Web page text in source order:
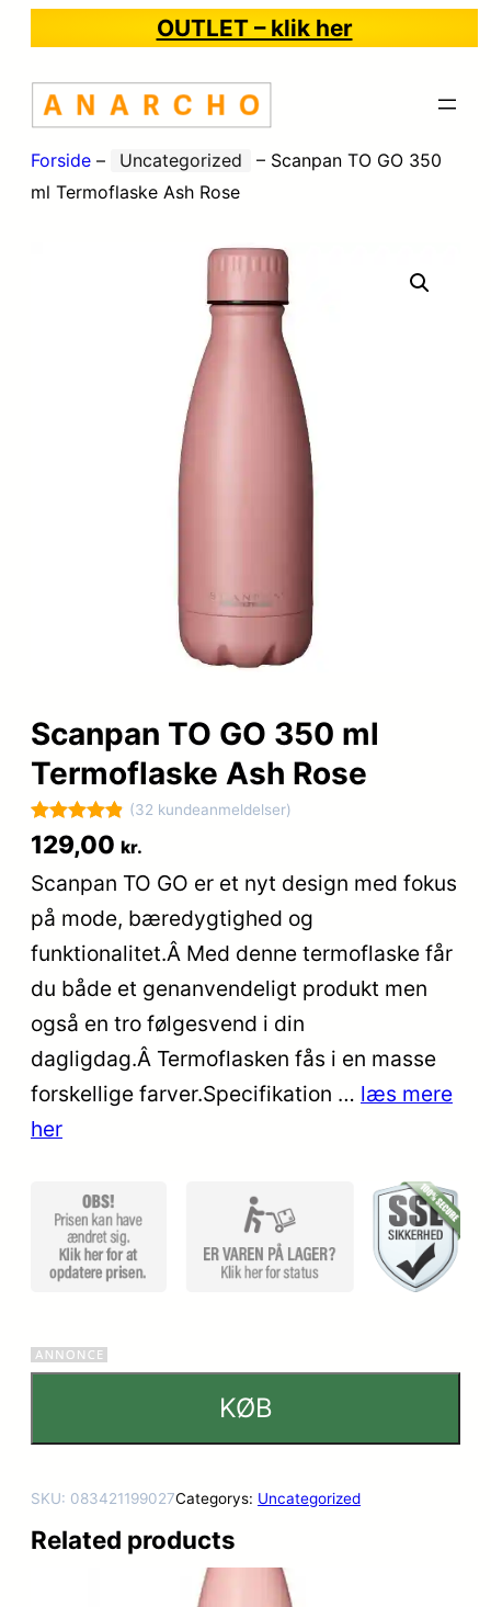
OUTLET – klik her
Forside – Uncategorized – Scanpan TO GO 350
ml Termoflaske Ash Rose
Scanpan TO GO 350 ml
Termoflaske Ash Rose
Bedømt
som
ud af 5
baseret på
32
kundebedøm
(32 kundeanmeldelser)
129,00 kr.
Scanpan TO GO er et nyt design med fokus
på mode, bæredygtighed og
funktionalitet.Â Med denne termoflaske får
du både et genanvendeligt produkt men
også en tro følgesvend i din
dagligdag.Â Termoflasken fås i en masse
forskellige farver.Specifikation … læs mere
her
KØB
SKU: 083421199027Categorys: Uncategorized
Related products